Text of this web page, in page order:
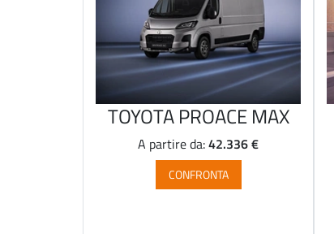
TOYOTA PROACE MAX
A partire da:42.336 €
CONFRONTA